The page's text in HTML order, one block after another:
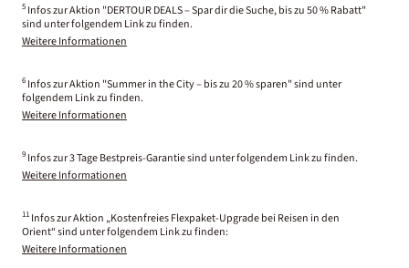
5 Infos zur Aktion "DERTOUR DEALS – Spar dir die Suche, bis zu 50 % Rabatt"
sind unter folgendem Link zu finden.
Weitere Informationen
6 Infos zur Aktion "Summer in the City – bis zu 20 % sparen" sind unter
folgendem Link zu finden.
Weitere Informationen
9 Infos zur 3 Tage Bestpreis-Garantie sind unter folgendem Link zu finden.
Weitere Informationen
11 Infos zur Aktion „Kostenfreies Flexpaket-Upgrade bei Reisen in den
Orient“ sind unter folgendem Link zu finden:
Weitere Informationen